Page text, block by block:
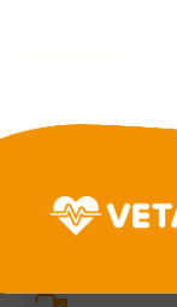
Recensionen